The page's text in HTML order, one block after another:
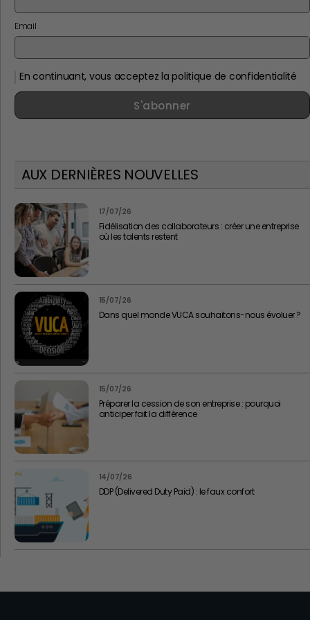
Email
En continuant, vous acceptez la politique de confidentialité
S'abonner
AUX DERNIÈRES NOUVELLES
17/07/26
Fidélisation des collaborateurs : créer une entreprise
où les talents restent
15/07/26
Dans quel monde VUCA souhaitons-nous évoluer ?
15/07/26
Préparer la cession de son entreprise : pourquoi
anticiper fait la différence
14/07/26
DDP (Delivered Duty Paid) : le faux confort